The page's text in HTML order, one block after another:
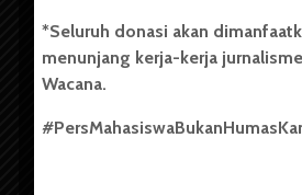
berdiri pada 1 Juli 1995.
Tentang Kami
*Seluruh donasi akan
menunjang kerja-kerja
Wacana.